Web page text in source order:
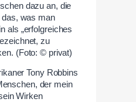
dazu an, die
das, was man
als „erfolgreiches
zu
(Foto: © privat)
Tony Robbins
der mein
Wirken